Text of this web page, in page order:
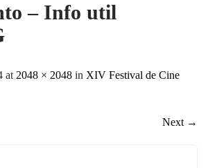
– Info util
at 2048 × 2048 in XIV Festival de Cine
Next →